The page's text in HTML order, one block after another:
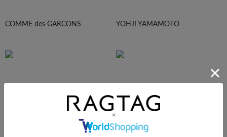
COMME des GARCONS YOHJI YAMAMOTO
HOMME PLISEE